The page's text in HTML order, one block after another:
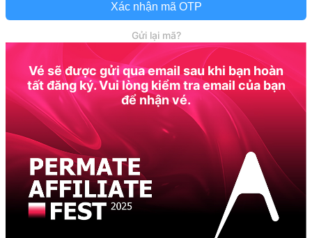
Xác nhận mã OTP
Gửi lại mã?
Vé sẽ được gửi qua email sau khi bạn hoàn
tất đăng ký. Vui lòng kiểm tra email của bạn
để nhận vé.